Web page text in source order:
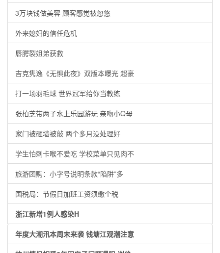
3万块钱做美容 顾客感觉被忽悠
外来媳妇的信任危机
唇腭裂姐弟获救
吉克隽逸《无惧此夜》双版本曝光 超豪
打一场羽毛球 世界冠军给你当教练
张柏芝带两子水上乐园游玩 亲吻小Q母
家门被砸墙被敲 两个多月没处理好
学生怕刺卡喉不爱吃 学校菜单只见肉不
旅游团购：小字号说明条款“陷阱”多
国税局：节假日加班工资须缴个税
浙江新增1例人感染H
年度大潮汛本周末来袭 钱塘江观潮注意